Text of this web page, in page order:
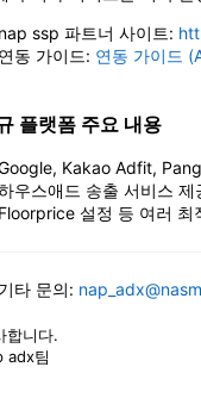
nap ssp 파트너 사이트:
연동 가이드: 연동 가이드
플랫폼 주요 내용
Kakao Adfit,
우스애드 송출 서비스 제
Floorprice 설정 등 여러 최
기타 문의:
합니다.
adx팀